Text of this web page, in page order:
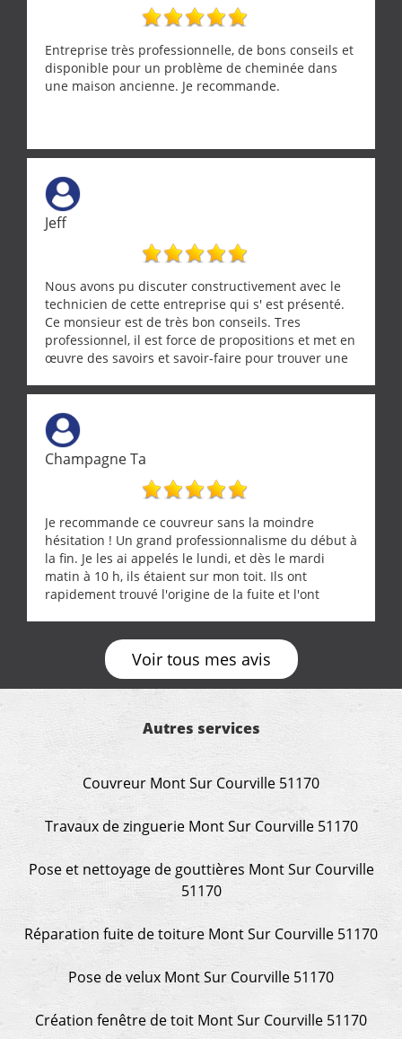
Entreprise très professionnelle, de bons conseils et
disponible pour un problème de cheminée dans
une maison ancienne. Je recommande.
Jeff
Nous avons pu discuter constructivement avec le
technicien de cette entreprise qui s' est présenté.
Ce monsieur est de très bon conseils. Tres
professionnel, il est force de propositions et met en
œuvre des savoirs et savoir-faire pour trouver une
demande de l écoute et de la considération, ce qui
ne se trouve que chez les pationnés de leur métier.
Merci a ce monsieur pour sa disponibilité
Champagne Ta
Je recommande ce couvreur sans la moindre
hésitation ! Un grand professionnalisme du début à
la fin. Je les ai appelés le lundi, et dès le mardi
matin à 10 h, ils étaient sur mon toit. Ils ont
rapidement trouvé l'origine de la fuite et l'ont
vraiment rassurant de pouvoir compter sur des
artisans aussi professionnels. Merci encore !
Voir tous mes avis
Autres services
Couvreur Mont Sur Courville 51170
Travaux de zinguerie Mont Sur Courville 51170
Pose et nettoyage de gouttières Mont Sur Courville
51170
Réparation fuite de toiture Mont Sur Courville 51170
Pose de velux Mont Sur Courville 51170
Création fenêtre de toit Mont Sur Courville 51170